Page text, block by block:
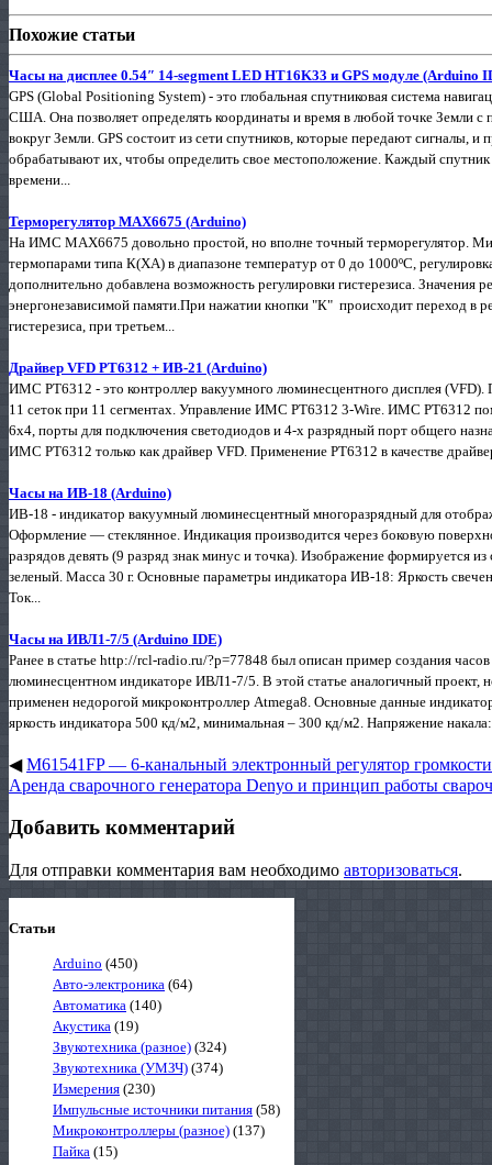
Похожие статьи
Часы на дисплее 0.54″ 14-segment LED HT16K33 и GPS модуле (Arduino
GPS (Global Positioning System) - это глобальная спутниковая система
США. Она позволяет определять координаты и время в любой точке Земли с
вокруг Земли. GPS состоит из сети спутников, которые передают сигналы,
обрабатывают их, чтобы определить свое местоположение. Каждый
времени...
Терморегулятор MAX6675 (Arduino)
На ИМС MAX6675 довольно простой, но вполне точный терморегулятор.
термопарами типа К(ХА) в диапазоне температур от 0 до 1000ºС,
дополнительно добавлена возможность регулировки гистерезиса. Значения
энергонезависимой памяти.При нажатии кнопки "К" происходит переход в
гистерезиса, при третьем...
Драйвер VFD PT6312 + ИВ-21 (Arduino)
ИМС PT6312 - это контроллер вакуумного люминесцентного дисплея (VFD).
11 сеток при 11 сегментах. Управление ИМС PT6312 3-Wire. ИМС PT6312
6х4, порты для подключения светодиодов и 4-х разрядный порт общего
ИМС PT6312 только как драйвер VFD. Применение PT6312 в качестве
Часы на ИВ-18 (Arduino)
ИВ-18 - индикатор вакуумный люминесцентный многоразрядный для
Оформление — стеклянное. Индикация производится через боковую
разрядов девять (9 разряд знак минус и точка). Изображение формируется
зеленый. Масса 30 г. Основные параметры индикатора ИВ-18: Яркость
Ток...
Часы на ИВЛ1-7/5 (Arduino IDE)
Ранее в статье http://rcl-radio.ru/?p=77848 был описан пример создания
люминесцентном индикаторе ИВЛ1-7/5. В этой статье аналогичный проект,
применен недорогой микроконтроллер Atmega8. Основные данные
яркость индикатора 500 кд/м2, минимальная – 300 кд/м2. Напряжение
◀M61541FP — 6-канальный электронный регулятор
Аренда сварочного генератора Denyo и принцип работы
Добавить комментарий
Для отправки комментария вам необходимо авторизоваться.
Статьи
Arduino (450)
Авто-электроника (64)
Автоматика (140)
Акустика (19)
Звукотехника (разное) (324)
Звукотехника (УМЗЧ) (374)
Измерения (230)
Импульсные источники питания (58)
Микроконтроллеры (разное) (137)
Пайка (15)